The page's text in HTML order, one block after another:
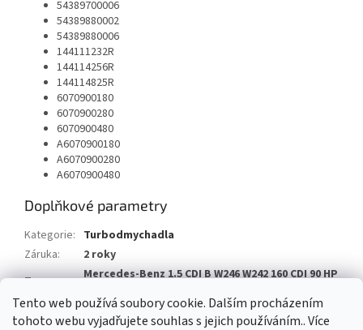
Tento web používá soubory cookie. Dalším procházením
tohoto webu vyjadřujete souhlas s jejich používáním.. Více
54389700006
54389880002
54389880006
144111232R
144114256R
144114825R
6070900180
6070900280
6070900480
A6070900180
A6070900280
A6070900480
Doplňkové parametry
Kategorie: Turbodmychadla
Záruka:
2 roky
Typ vozu:
Mercedes-Benz 1.5 CDI B W246 W242 160 CDI 90 HP